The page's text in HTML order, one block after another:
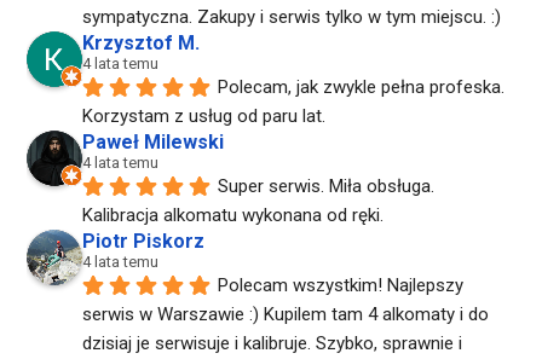
sympatyczna. Zakupy i serwis tylko w tym miejscu. :)
Krzysztof M.
4 lata temu
Polecam, jak zwykle pełna profeska.
Korzystam z usług od paru lat.
Paweł Milewski
4 lata temu
Super serwis. Miła obsługa.
Kalibracja alkomatu wykonana od ręki.
Piotr Piskorz
4 lata temu
Polecam wszystkim! Najlepszy
serwis w Warszawie :) Kupilem tam 4 alkomaty i do
dzisiaj je serwisuje i kalibruje. Szybko, sprawnie i